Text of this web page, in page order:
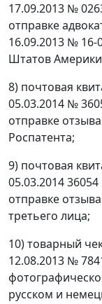
17.09.2013 №
отправке
16.09.2013 №
Штатов
8) почтовая
05.03.2014 №
отправке
Роспатента;
9) почтовая
05.03.2014
отправке
третьего лица;
10) товарный
12.08.2013 №
русском и